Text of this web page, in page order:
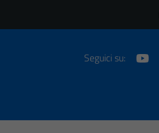
Seguici su: